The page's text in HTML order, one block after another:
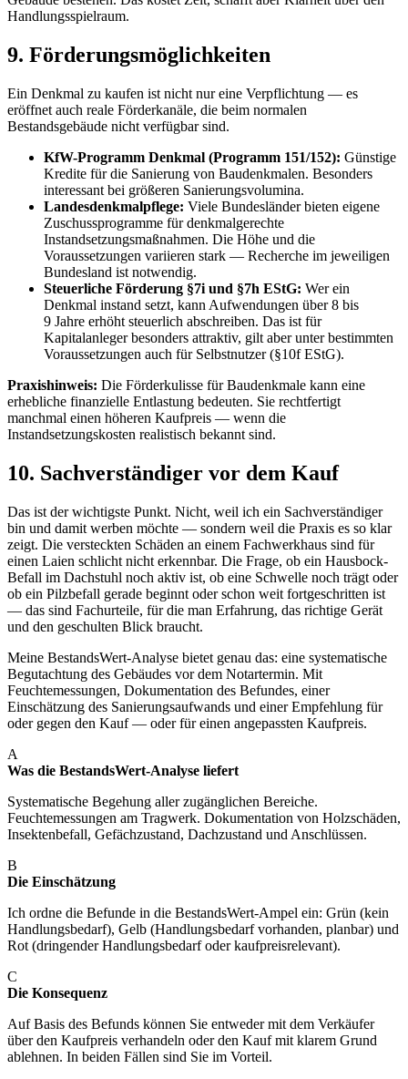
Handlungsspielraum.
9. Förderungsmöglichkeiten
Ein Denkmal zu kaufen ist nicht nur eine Verpflichtung — es
eröffnet auch reale Förderkanäle, die beim normalen
Bestandsgebäude nicht verfügbar sind.
KfW-Programm Denkmal (Programm 151/152): Günstige
Kredite für die Sanierung von Baudenkmalen. Besonders
interessant bei größeren Sanierungsvolumina.
Landesdenkmalpflege: Viele Bundesländer bieten eigene
Zuschussprogramme für denkmalgerechte
Instandsetzungsmaßnahmen. Die Höhe und die
Voraussetzungen variieren stark — Recherche im jeweiligen
Bundesland ist notwendig.
Steuerliche Förderung §7i und §7h EStG: Wer ein
Denkmal instand setzt, kann Aufwendungen über 8 bis
9 Jahre erhöht steuerlich abschreiben. Das ist für
Kapitalanleger besonders attraktiv, gilt aber unter bestimmten
Voraussetzungen auch für Selbstnutzer (§10f EStG).
Praxishinweis: Die Förderkulisse für Baudenkmale kann eine
erhebliche finanzielle Entlastung bedeuten. Sie rechtfertigt
manchmal einen höheren Kaufpreis — wenn die
Instandsetzungskosten realistisch bekannt sind.
10. Sachverständiger vor dem Kauf
Das ist der wichtigste Punkt. Nicht, weil ich ein Sachverständiger
bin und damit werben möchte — sondern weil die Praxis es so klar
zeigt. Die versteckten Schäden an einem Fachwerkhaus sind für
einen Laien schlicht nicht erkennbar. Die Frage, ob ein Hausbock-
Befall im Dachstuhl noch aktiv ist, ob eine Schwelle noch trägt oder
ob ein Pilzbefall gerade beginnt oder schon weit fortgeschritten ist
— das sind Fachurteile, für die man Erfahrung, das richtige Gerät
und den geschulten Blick braucht.
Meine BestandsWert-Analyse bietet genau das: eine systematische
Begutachtung des Gebäudes vor dem Notartermin. Mit
Feuchtemessungen, Dokumentation des Befundes, einer
Einschätzung des Sanierungsaufwands und einer Empfehlung für
oder gegen den Kauf — oder für einen angepassten Kaufpreis.
A
Was die BestandsWert-Analyse liefert
Systematische Begehung aller zugänglichen Bereiche.
Feuchtemessungen am Tragwerk. Dokumentation von Holzschäden,
Insektenbefall, Gefächzustand, Dachzustand und Anschlüssen.
B
Die Einschätzung
Ich ordne die Befunde in die BestandsWert-Ampel ein: Grün (kein
Handlungsbedarf), Gelb (Handlungsbedarf vorhanden, planbar) und
Rot (dringender Handlungsbedarf oder kaufpreisrelevant).
C
Die Konsequenz
Auf Basis des Befunds können Sie entweder mit dem Verkäufer
über den Kaufpreis verhandeln oder den Kauf mit klarem Grund
ablehnen. In beiden Fällen sind Sie im Vorteil.